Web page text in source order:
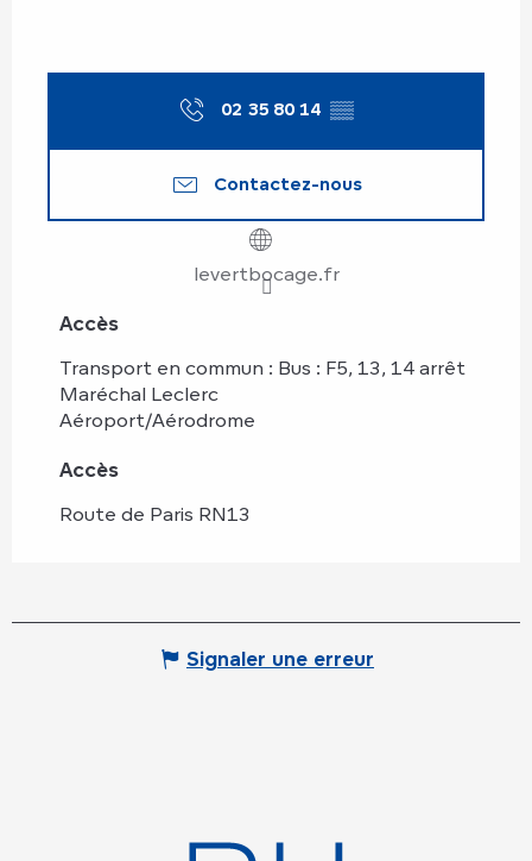
02 35 80 14 ▒▒
Contactez-nous
levertbocage.fr
Accès
Accès
Transport en commun : Bus : F5, 13, 14 arrêt
Maréchal Leclerc
Aéroport/Aérodrome
Accès
Accès
Route de Paris RN13
Signaler une erreur